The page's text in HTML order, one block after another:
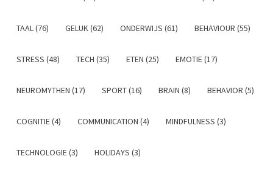
TAAL (76) GELUK (62) ONDERWIJS (61) BEHAVIOUR (55)
STRESS (48) TECH (35) ETEN (25) EMOTIE (17)
NEUROMYTHEN (17) SPORT (16) BRAIN (8) BEHAVIOR (5)
COGNITIE (4) COMMUNICATION (4) MINDFULNESS (3)
TECHNOLOGIE (3) HOLIDAYS (3)